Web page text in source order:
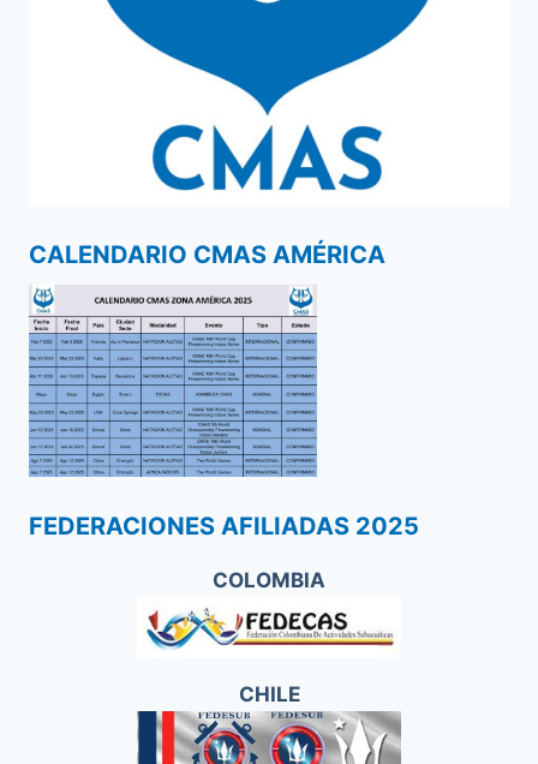
CALENDARIO CMAS AMÉRICA
FEDERACIONES AFILIADAS 2025
COLOMBIA
CHILE